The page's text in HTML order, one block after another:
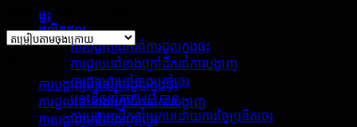
ផ្ទះ
ផលិតផល
ការបង្ហាញដឹកនាំការជួលក្នុងផ្ទះ
ការជួលនៅខាងក្រៅដឹកនាំការបង្ហាញ
ការបង្ហាញនៅខាងក្រៅថេរ
បន្ទះដឹកនាំតូច HD បាន
ការបង្ហាញដឹកនាំប្រកបដោយការច្នៃប្រឌិតថេរ
បង្ហាញទាំងអស់ 11 លទ្ធផល
ការបង្ហាញដឹកនាំការជួលក្នុងផ្ទះ
ការជួលនៅខាងក្រៅដឹកនាំការបង្ហាញ
ការបង្ហាញនៅខាងក្រៅថេរ